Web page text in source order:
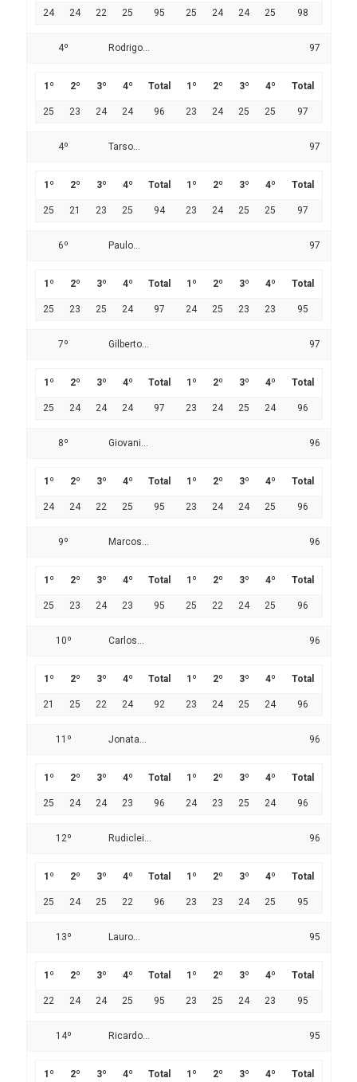
24 24 22 25 95 25 24 24 25 98
4º Rodrigo... 97
1º 2º 3º 4º Total 1º 2º 3º 4º Total
25 23 24 24 96 23 24 25 25 97
4º Tarso... 97
1º 2º 3º 4º Total 1º 2º 3º 4º Total
25 21 23 25 94 23 24 25 25 97
6º Paulo... 97
1º 2º 3º 4º Total 1º 2º 3º 4º Total
25 23 25 24 97 24 25 23 23 95
7º Gilberto... 97
1º 2º 3º 4º Total 1º 2º 3º 4º Total
25 24 24 24 97 23 24 25 24 96
8º Giovani... 96
1º 2º 3º 4º Total 1º 2º 3º 4º Total
24 24 22 25 95 23 24 24 25 96
9º Marcos... 96
1º 2º 3º 4º Total 1º 2º 3º 4º Total
25 23 24 23 95 25 22 24 25 96
10º Carlos... 96
1º 2º 3º 4º Total 1º 2º 3º 4º Total
21 25 22 24 92 23 24 25 24 96
11º Jonata... 96
1º 2º 3º 4º Total 1º 2º 3º 4º Total
25 24 24 23 96 24 23 25 24 96
12º Rudiclei... 96
1º 2º 3º 4º Total 1º 2º 3º 4º Total
25 24 25 22 96 23 23 24 25 95
13º Lauro... 95
1º 2º 3º 4º Total 1º 2º 3º 4º Total
22 24 24 25 95 23 25 24 23 95
14º Ricardo... 95
1º 2º 3º 4º Total 1º 2º 3º 4º Total